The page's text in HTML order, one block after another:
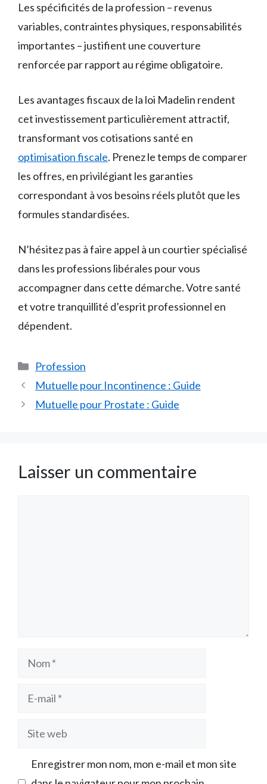
Les spécificités de la profession – revenus
variables, contraintes physiques, responsabilités
importantes – justifient une couverture
renforcée par rapport au régime obligatoire.
Les avantages fiscaux de la loi Madelin rendent
cet investissement particulièrement attractif,
transformant vos cotisations santé en
optimisation fiscale. Prenez le temps de comparer
les offres, en privilégiant les garanties
correspondant à vos besoins réels plutôt que les
formules standardisées.
N’hésitez pas à faire appel à un courtier spécialisé
dans les professions libérales pour vous
accompagner dans cette démarche. Votre santé
et votre tranquillité d’esprit professionnel en
dépendent.
Catégories
Profession
Mutuelle pour Incontinence : Guide
Mutuelle pour Prostate : Guide
Laisser un commentaire
Nom
Site
Enregistrer mon nom, mon e-mail et mon site